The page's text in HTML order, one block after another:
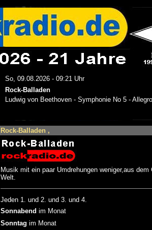
Rock-Balladen ,
Musik mit ein paar Umdrehungen weniger,aus
Welt.
Jeden 1. und 2. und 3. und 4.
Sonnabend im Monat
Sonntag im Monat